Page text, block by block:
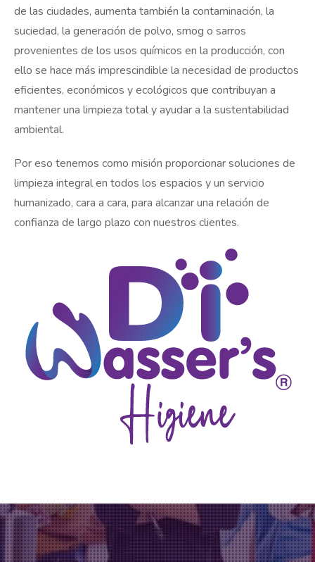
de las ciudades, aumenta también la contaminación, la
suciedad, la generación de polvo, smog o sarros
provenientes de los usos químicos en la producción, con
ello se hace más imprescindible la necesidad de productos
eficientes, económicos y ecológicos que contribuyan a
mantener una limpieza total y ayudar a la sustentabilidad
ambiental.
Por eso tenemos como misión proporcionar soluciones de
limpieza integral en todos los espacios y un servicio
humanizado, cara a cara, para alcanzar una relación de
confianza de largo plazo con nuestros clientes.